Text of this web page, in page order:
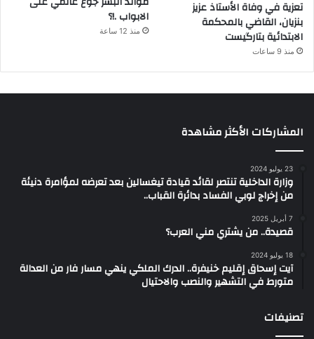
تعزية في وفاة الأستاذ عزيز
بنزيان، القاضي بالمحكمة
الابتدائية بتارگيست
منذ 9 ساعات
الابواب .!؟
منذ 12 ساعة
المشاركات الأكثر مشاهدة
23 يوليو 2024
وزارة الداخلية تنتصر لقائد قيادة تيغسالين بعد تعرضه لمؤامرة دنيئة
من إخراج لوبي الفساد بدائرة القباب..
7 أبريل 2025
قصيدة.. من يشتري مني العرب؟
18 يوليو 2024
آيت إسحاق إقليم خنيفرة.. الدرك الملكي ينهي مسار فار من العدالة
متورط في التشهير والنصب والاحتيال
تصنيفات